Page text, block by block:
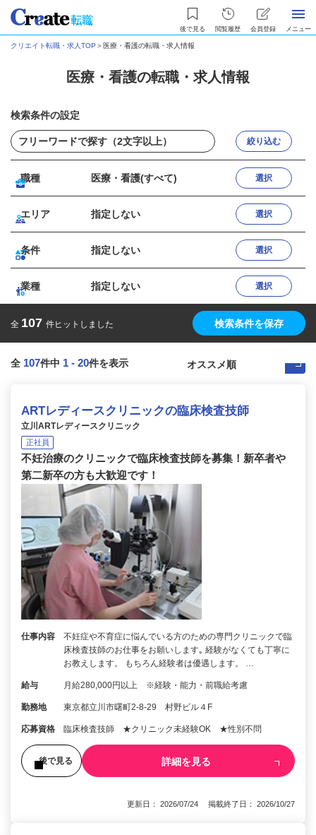
後で見る 閲覧履歴 会員登録 メニュー
クリエイト転職・求人TOP ＞ 医療・看護の転職・求人情報
医療・看護の転職・求人情報
検索条件の設定
絞り込む
職種 医療・看護(すべて) 選択
エリア 指定しない 選択
条件 指定しない 選択
業種 指定しない 選択
全 107 件ヒットしました 検索条件を保存
全 107件中 1 - 20件を表示
ARTレディースクリニックの臨床検査技師
立川ARTレディースクリニック
正社員
不妊治療のクリニックで臨床検査技師を募集！新卒者や
第二新卒の方も大歓迎です！
仕事内容
不妊症や不育症に悩んでいる方のための専門クリニックで臨
床検査技師のお仕事をお願いします｡ 経験がなくても丁寧に
お教えします。 もちろん経験者は優遇します。 …
給与 月給280,000円以上 ※経験・能力・前職給考慮
勤務地 東京都立川市曙町2-8-29 村野ビル４F
応募資格 臨床検査技師 ★クリニック未経験OK ★性別不問
後で見る 詳細を見る
更新日： 2026/07/24 掲載終了日： 2026/10/27